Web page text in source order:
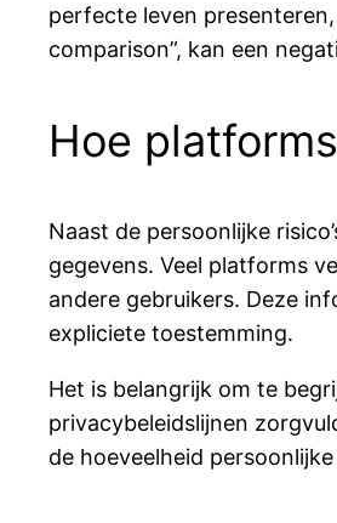
perfecte leven
comparison”, kan een
Hoe
Naast de persoonlijke
gegevens. Veel platforms
andere gebruikers. Deze
expliciete toestemming.
Het is belangrijk om te
privacybeleidslijnen
de hoeveelheid